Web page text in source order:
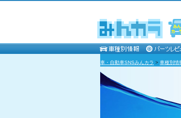
車・自動車SNSみんカラ > 車種別情